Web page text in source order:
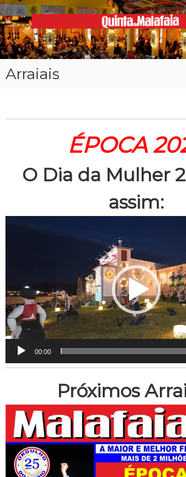
Skip
to
content
Malafaia
O
maior
arraial
minhoto
Arraiais
ÉPOCA
O Dia da Mulher
assim:
00:00
Próximos